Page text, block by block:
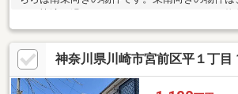
Ｋとなっており、室内も広
神奈川県川崎市宮前区平１丁目